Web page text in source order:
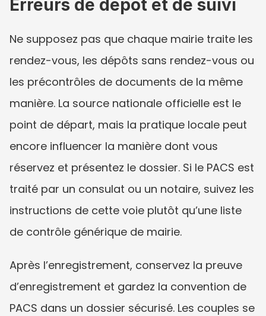
Erreurs de dépôt et de suivi
Ne supposez pas que chaque mairie traite les
rendez-vous, les dépôts sans rendez-vous ou
les précontrôles de documents de la même
manière. La source nationale officielle est le
point de départ, mais la pratique locale peut
encore influencer la manière dont vous
réservez et présentez le dossier. Si le PACS est
traité par un consulat ou un notaire, suivez les
instructions de cette voie plutôt qu’une liste
de contrôle générique de mairie.
Après l’enregistrement, conservez la preuve
d’enregistrement et gardez la convention de
PACS dans un dossier sécurisé. Les couples se